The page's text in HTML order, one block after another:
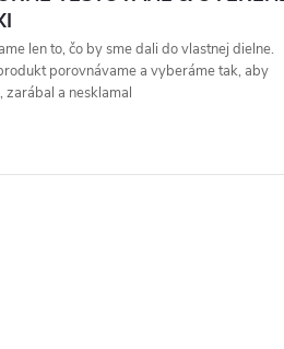
len to, čo by sme dali do vlastnej dielne.
porovnávame a vyberáme tak, aby
zarábal a nesklamal